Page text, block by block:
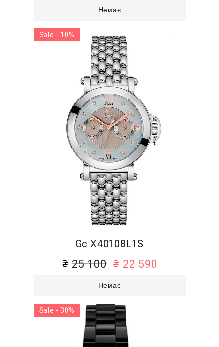
Немає
Gc X40108L1S
25 100 22 590
Немає
Sale - 10%
Sale - 30%